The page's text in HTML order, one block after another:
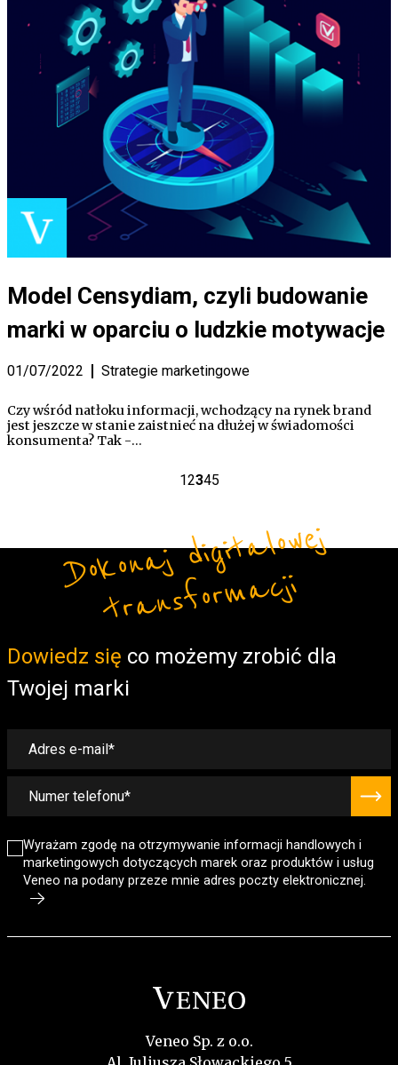
Model Censydiam, czyli budowanie
marki w oparciu o ludzkie motywacje
01/07/2022 Strategie marketingowe
Czy wśród natłoku informacji, wchodzący na rynek brand
jest jeszcze w stanie zaistnieć na dłużej w świadomości
konsumenta? Tak -…
12345
Dowiedz się co możemy zrobić dla
Twojej marki
Wyrażam zgodę na otrzymywanie informacji handlowych i
marketingowych dotyczących marek oraz produktów i usług
Veneo na podany przeze mnie adres poczty elektronicznej.
Do
ko
n
aj
di
gi
t
alo
w
ej
t
r
a
ns
fo
r
m
a
cji
Veneo Sp. z o.o.